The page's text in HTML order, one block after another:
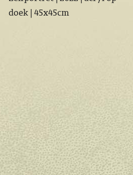
doek | 45x45cm